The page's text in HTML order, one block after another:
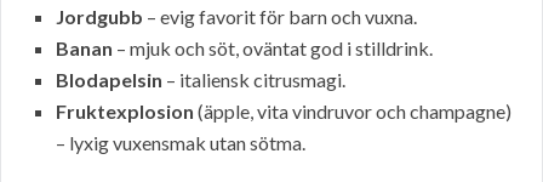
Jordgubb – evig favorit för barn och vuxna.
Banan – mjuk och söt, oväntat god i stilldrink.
Blodapelsin – italiensk citrusmagi.
Fruktexplosion (äpple, vita vindruvor och champagne)
– lyxig vuxensmak utan sötma.